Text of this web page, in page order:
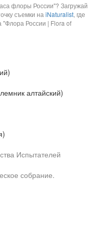
флоры России"? Загружай
съемки на iNaturalist, где
"Флора России | Flora of
алтайский)
Испытателей
собрание.